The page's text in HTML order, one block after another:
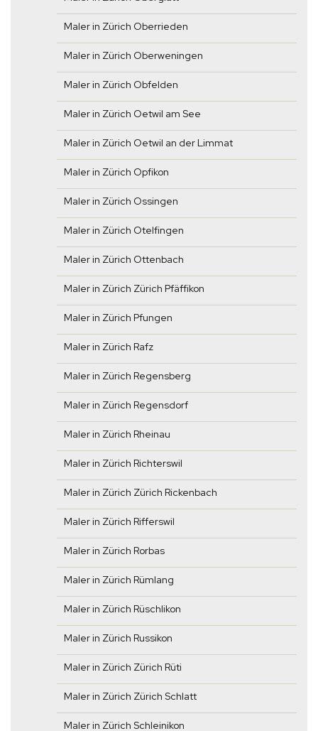
Maler in Zürich Oberrieden
Maler in Zürich Oberweningen
Maler in Zürich Obfelden
Maler in Zürich Oetwil am See
Maler in Zürich Oetwil an der Limmat
Maler in Zürich Opfikon
Maler in Zürich Ossingen
Maler in Zürich Otelfingen
Maler in Zürich Ottenbach
Maler in Zürich Zürich Pfäffikon
Maler in Zürich Pfungen
Maler in Zürich Rafz
Maler in Zürich Regensberg
Maler in Zürich Regensdorf
Maler in Zürich Rheinau
Maler in Zürich Richterswil
Maler in Zürich Zürich Rickenbach
Maler in Zürich Rifferswil
Maler in Zürich Rorbas
Maler in Zürich Rümlang
Maler in Zürich Rüschlikon
Maler in Zürich Russikon
Maler in Zürich Zürich Rüti
Maler in Zürich Zürich Schlatt
Maler in Zürich Schleinikon